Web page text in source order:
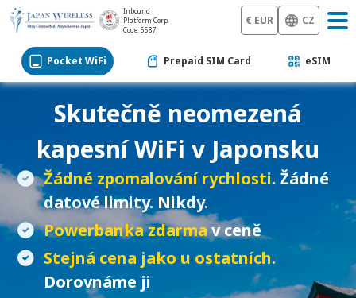
Inbound
Platform Corp.
Code: 5587
€ EUR CZ
Pocket WiFi Prepaid SIM Card eSIM
Skutečně neomezená
kapesní WiFi v Japonsku
Žádné zpomalování rychlosti. Žádné
datové limity. Nikdy.
Powerbanka zdarmav ceně
Stejná cena jako u ostatních.
Dorovnáme ji